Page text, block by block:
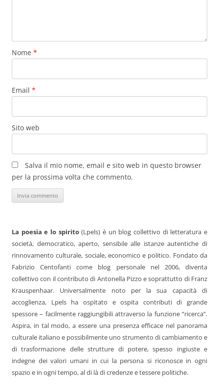
Nome *
Email *
Sito web
Salva il mio nome, email e sito web in questo browser
per la prossima volta che commento.
La poesia e lo spirito(Lpels) è un blog collettivo di letteratura e
società, democratico, aperto, sensibile alle istanze autentiche di
rinnovamento culturale, sociale, economico e politico. Fondato da
Fabrizio Centofanti come blog personale nel 2006, diventa
collettivo con il contributo di Antonella Pizzo e soprattutto di Franz
Krauspenhaar. Universalmente noto per la sua capacità di
accoglienza, Lpels ha ospitato e ospita contributi di grande
spessore – facilmente raggiungibili attraverso la funzione “ricerca”.
Aspira, in tal modo, a essere una presenza efficace nel panorama
culturale italiano e possibilmente uno strumento di cambiamento e
di trasformazione delle strutture di potere, spesso ingiuste e
indegne dei valori umani in cui la persona si riconosce in ogni
spazio e in ogni tempo, al di là di credenze e tessere politiche.